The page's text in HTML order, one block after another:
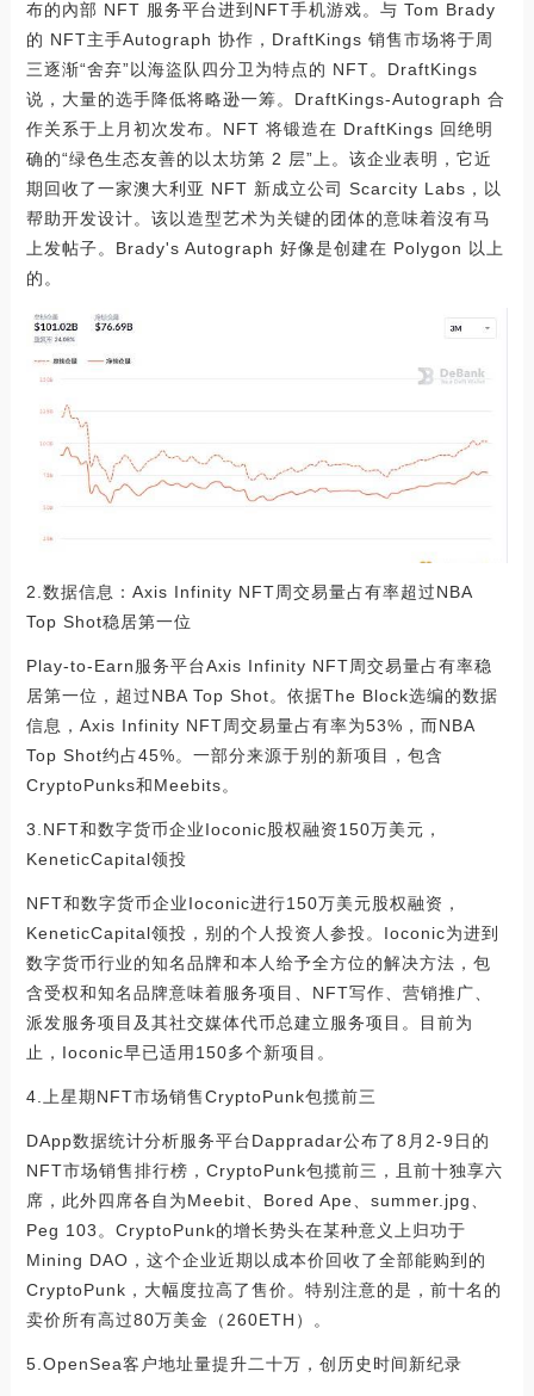
布的內部 NFT 服务平台进到NFT手机游戏。与 Tom Brady
的 NFT主手Autograph 协作，DraftKings 销售市场将于周
三逐渐“舍弃”以海盜队四分卫为特点的 NFT。DraftKings
说，大量的选手降低将略逊一筹。DraftKings-Autograph 合
作关系于上月初次发布。NFT 将锻造在 DraftKings 回绝明
确的“绿色生态友善的以太坊第 2 层”上。该企业表明，它近
期回收了一家澳大利亚 NFT 新成立公司 Scarcity Labs，以
帮助开发设计。该以造型艺术为关键的团体的意味着沒有马
上发帖子。Brady's Autograph 好像是创建在 Polygon 以上
的。
2.数据信息：Axis Infinity NFT周交易量占有率超过NBA
Top Shot稳居第一位
Play-to-Earn服务平台Axis Infinity NFT周交易量占有率稳
居第一位，超过NBA Top Shot。依据The Block选编的数据
信息，Axis Infinity NFT周交易量占有率为53%，而NBA
Top Shot约占45%。一部分来源于别的新项目，包含
CryptoPunks和Meebits。
3.NFT和数字货币企业Ioconic股权融资150万美元，
KeneticCapital领投
NFT和数字货币企业Ioconic进行150万美元股权融资，
KeneticCapital领投，别的个人投资人参投。Ioconic为进到
数字货币行业的知名品牌和本人给予全方位的解决方法，包
含受权和知名品牌意味着服务项目、NFT写作、营销推广、
派发服务项目及其社交媒体代币总建立服务项目。目前为
止，Ioconic早已适用150多个新项目。
4.上星期NFT市场销售CryptoPunk包揽前三
DApp数据统计分析服务平台Dappradar公布了8月2-9日的
NFT市场销售排行榜，CryptoPunk包揽前三，且前十独享六
席，此外四席各自为Meebit、Bored Ape、summer.jpg、
Peg 103。CryptoPunk的增长势头在某种意义上归功于
Mining DAO，这个企业近期以成本价回收了全部能购到的
CryptoPunk，大幅度拉高了售价。特别注意的是，前十名的
卖价所有高过80万美金（260ETH）。
5.OpenSea客户地址量提升二十万，创历史时间新纪录